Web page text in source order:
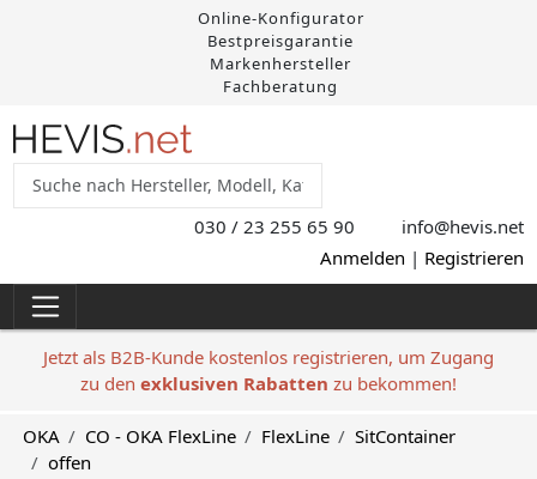
Online-Konfigurator
Bestpreisgarantie
Markenhersteller
Fachberatung
030 / 23 255 65 90 info@hevis.net
Anmelden | Registrieren
Jetzt als B2B-Kunde kostenlos registrieren, um Zugang
zu den exklusiven Rabatten zu bekommen!
OKA CO - OKA FlexLine FlexLine
SitContainer
offen